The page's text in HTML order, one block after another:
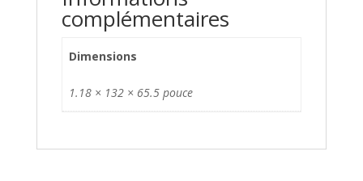
complémentaires
Dimensions
1.18 × 132 × 65.5 pouce